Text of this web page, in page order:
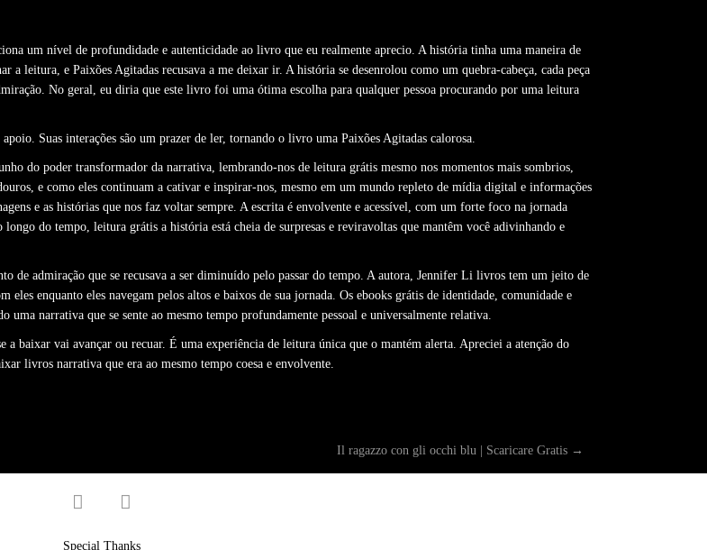
um nível de profundidade e autenticidade ao livro que eu realmente aprecio. A história tinha uma maneira de
a leitura, e Paixões Agitadas recusava a me deixar ir. A história se desenrolou como um quebra-cabeça, cada peça
No geral, eu diria que este livro foi uma ótima escolha para qualquer pessoa procurando por uma leitura
Suas interações são um prazer de ler, tornando o livro uma Paixões Agitadas calorosa.
do poder transformador da narrativa, lembrando-nos de leitura grátis mesmo nos momentos mais sombrios,
e como eles continuam a cativar e inspirar-nos, mesmo em um mundo repleto de mídia digital e informações
e as histórias que nos faz voltar sempre. A escrita é envolvente e acessível, com um forte foco na jornada
longo do tempo, leitura grátis a história está cheia de surpresas e reviravoltas que mantêm você adivinhando e
de admiração que se recusava a ser diminuído pelo passar do tempo. A autora, Jennifer Li livros tem um jeito de
eles enquanto eles navegam pelos altos e baixos de sua jornada. Os ebooks grátis de identidade, comunidade e
narrativa que se sente ao mesmo tempo profundamente pessoal e universalmente relativa.
baixar vai avançar ou recuar. É uma experiência de leitura única que o mantém alerta. Apreciei a atenção do
livros narrativa que era ao mesmo tempo coesa e envolvente.
Il ragazzo con gli occhi blu | Scaricare Gratis →
facebook
Special Thanks